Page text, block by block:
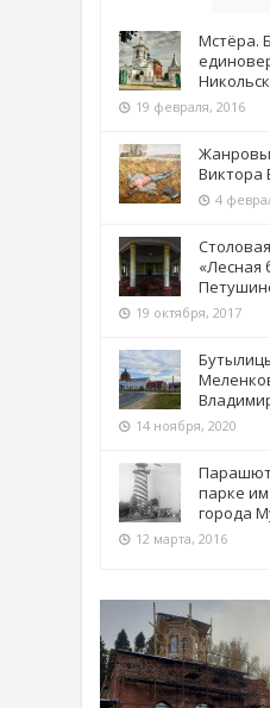
Мстёра.
19 февраля, 2016
Виктора
4
«Лесная
19 октября, 2017
14 ноября, 2020
парке
города
12 марта, 2016